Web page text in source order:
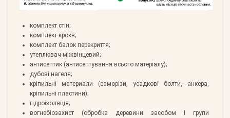
комплект стін;
комплект крокв;
комплект балок перекриття;
утеплювач міжвінцевий;
антисептик (антисептування всього матеріалу);
дубові нагеля;
кріпильні материали (саморізи, усадкові болти, анкера,
кріпильні пластини);
гідроізоляція;
вогнебіозахист (обробка деревини засобом І групи